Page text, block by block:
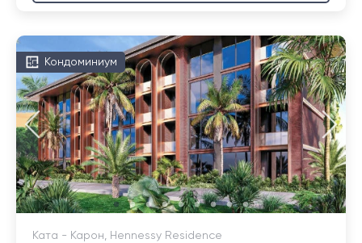
Кондоминиум
Ката - Карон, Hennessy Residence